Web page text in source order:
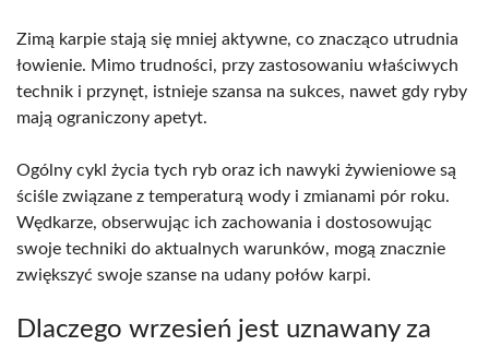
Zimą karpie stają się mniej aktywne, co znacząco utrudnia
łowienie. Mimo trudności, przy zastosowaniu właściwych
technik i przynęt, istnieje szansa na sukces, nawet gdy ryby
mają ograniczony apetyt.
Ogólny cykl życia tych ryb oraz ich nawyki żywieniowe są
ściśle związane z temperaturą wody i zmianami pór roku.
Wędkarze, obserwując ich zachowania i dostosowując
swoje techniki do aktualnych warunków, mogą znacznie
zwiększyć swoje szanse na udany połów karpi.
Dlaczego wrzesień jest uznawany za